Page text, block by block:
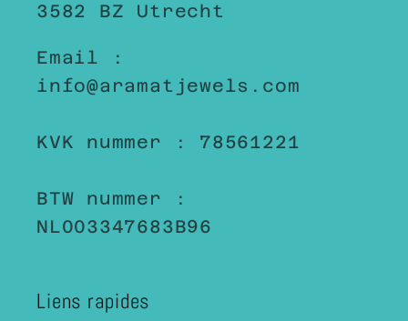
3582 BZ Utrecht
Email :
info@aramatjewels.com
KVK nummer : 78561221
BTW nummer :
NL003347683B96
Liens rapides